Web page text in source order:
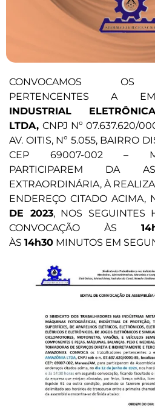
CONVOCAMOS OS
PERTENCENTES A
INDUSTRIAL
LTDA, CNPJ Nº 07.637.620/
AV. OITIS, Nº 5.055, BAIRRO
CEP 69007-002 –
PARTICIPAREM DA
EXTRAORDINÁRIA, À
ENDEREÇO CITADO ACIMA,
DE 2023, NOS SEGUINTES
CONVOCAÇÃO ÀS
ÀS 14h30 MINUTOS EM